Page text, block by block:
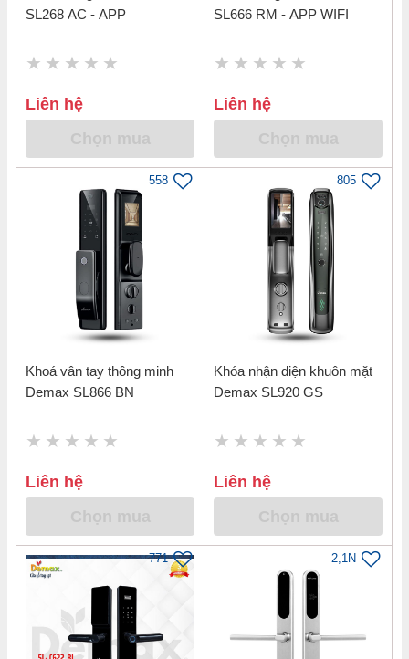
SL268 AC - APP
Liên hệ
SL666 RM - APP WIFI
Liên hệ
558
Khoá vân tay thông minh
Demax SL866 BN
Liên hệ
805
Khóa nhận diện khuôn mặt
Demax SL920 GS
Liên hệ
771 2,1N